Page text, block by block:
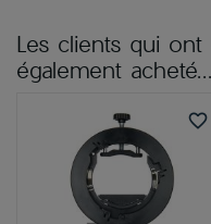
Les clients qui
également acheté...
favorite_border